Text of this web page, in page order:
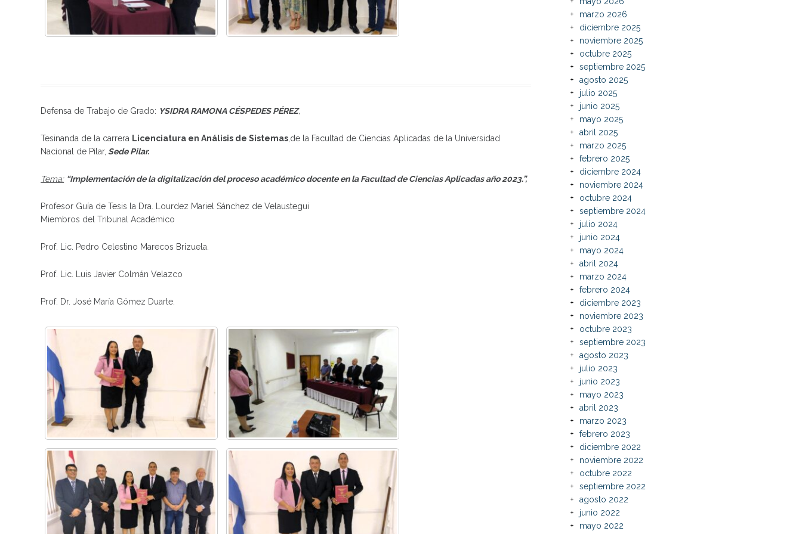
Defensa de Trabajo de Grado: YSIDRA RAMONA CÉSPEDES PÉREZ,
Tesinanda de la carrera Licenciatura en Análisis de Sistemas ,de la Facultad de Ciencias Aplicadas de la Universidad
Nacional de Pilar, Sede Pilar.
Tema: “Implementación de la digitalización del proceso académico docente en la Facultad de Ciencias Aplicadas año 2023.”,
Profesor Guía de Tesis la Dra. Lourdez Mariel Sánchez de Velaustegui
Miembros del Tribunal Académico
Prof. Lic. Pedro Celestino Marecos Brizuela.
Prof. Lic. Luis Javier Colmán Velazco
Prof. Dr. José María Gómez Duarte.
marzo 2026
diciembre 2025
noviembre 2025
octubre 2025
septiembre 2025
agosto 2025
julio 2025
junio 2025
mayo 2025
abril 2025
marzo 2025
febrero 2025
diciembre 2024
noviembre 2024
octubre 2024
septiembre 2024
julio 2024
junio 2024
mayo 2024
abril 2024
marzo 2024
febrero 2024
diciembre 2023
noviembre 2023
octubre 2023
septiembre 2023
agosto 2023
julio 2023
junio 2023
mayo 2023
abril 2023
marzo 2023
febrero 2023
diciembre 2022
noviembre 2022
octubre 2022
septiembre 2022
agosto 2022
junio 2022
mayo 2022